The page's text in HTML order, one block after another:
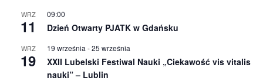
n
o
e
WRZ
11
09:00
Dzień Otwarty PJATK w Gdańsku
WRZ
19
19 września -25 września
XXII Lubelski Festiwal Nauki „Ciekawość vis vitalis
nauki” – Lublin